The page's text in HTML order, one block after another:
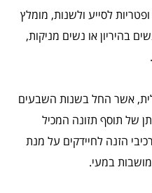
לסייע ולשנות, מומלץ
בהיריון או נשים מניקות,
אשר החל בשנות השבעים
של תוסף תזונה המכיל
הזנה לחיידקים על מנת
במעי.